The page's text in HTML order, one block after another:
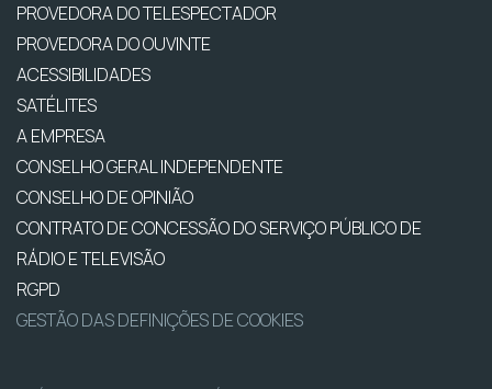
PROVEDORA DO TELESPECTADOR
PROVEDORA DO OUVINTE
ACESSIBILIDADES
SATÉLITES
A EMPRESA
CONSELHO GERAL INDEPENDENTE
CONSELHO DE OPINIÃO
CONTRATO DE CONCESSÃO DO SERVIÇO PÚBLICO DE
RÁDIO E TELEVISÃO
RGPD
GESTÃO DAS DEFINIÇÕES DE COOKIES